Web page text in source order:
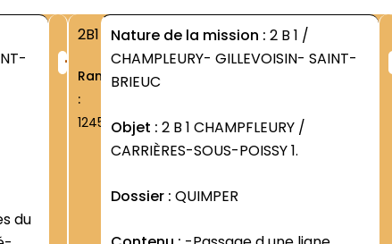
du
+
2B1
Rang
:
1245
Nature de la mission : 2 B 1 /
CHAMPLEURY- GILLEVOISIN- SAINT-
BRIEUC
Objet : 2 B 1 CHAMPFLEURY /
CARRIÈRES-SOUS-POISSY 1.
Dossier : QUIMPER